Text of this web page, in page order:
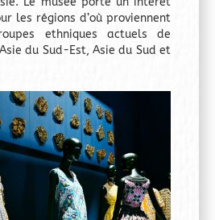
les régions d’où proviennent
ethniques actuels de
du Sud-Est, Asie du Sud et